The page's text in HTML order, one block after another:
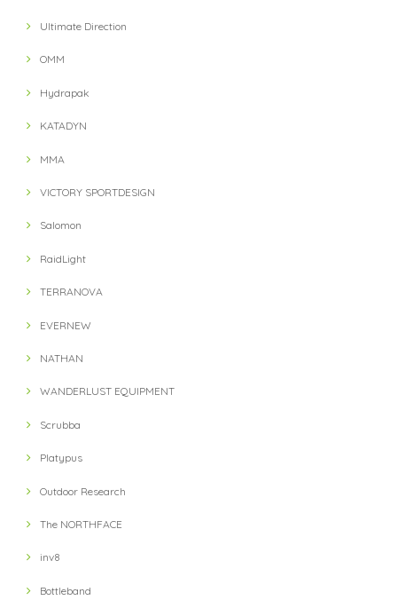
Ultimate Direction
OMM
Hydrapak
KATADYN
MMA
VICTORY SPORTDESIGN
Salomon
RaidLight
TERRANOVA
EVERNEW
NATHAN
WANDERLUST EQUIPMENT
Scrubba
Platypus
Outdoor Research
The NORTHFACE
inv8
Bottleband